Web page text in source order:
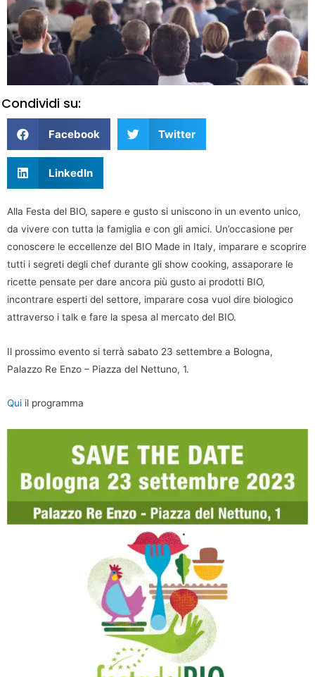
Condividi su:
Facebook Twitter
LinkedIn
Alla Festa del BIO, sapere e gusto si uniscono in un evento unico,
da vivere con tutta la famiglia e con gli amici. Un’occasione per
conoscere le eccellenze del BIO Made in Italy, imparare e scoprire
tutti i segreti degli chef durante gli show cooking, assaporare le
ricette pensate per dare ancora più gusto ai prodotti BIO,
incontrare esperti del settore, imparare cosa vuol dire biologico
attraverso i talk e fare la spesa al mercato del BIO.
Il prossimo evento si terrà sabato 23 settembre a Bologna,
Palazzo Re Enzo – Piazza del Nettuno, 1.
Qui il programma